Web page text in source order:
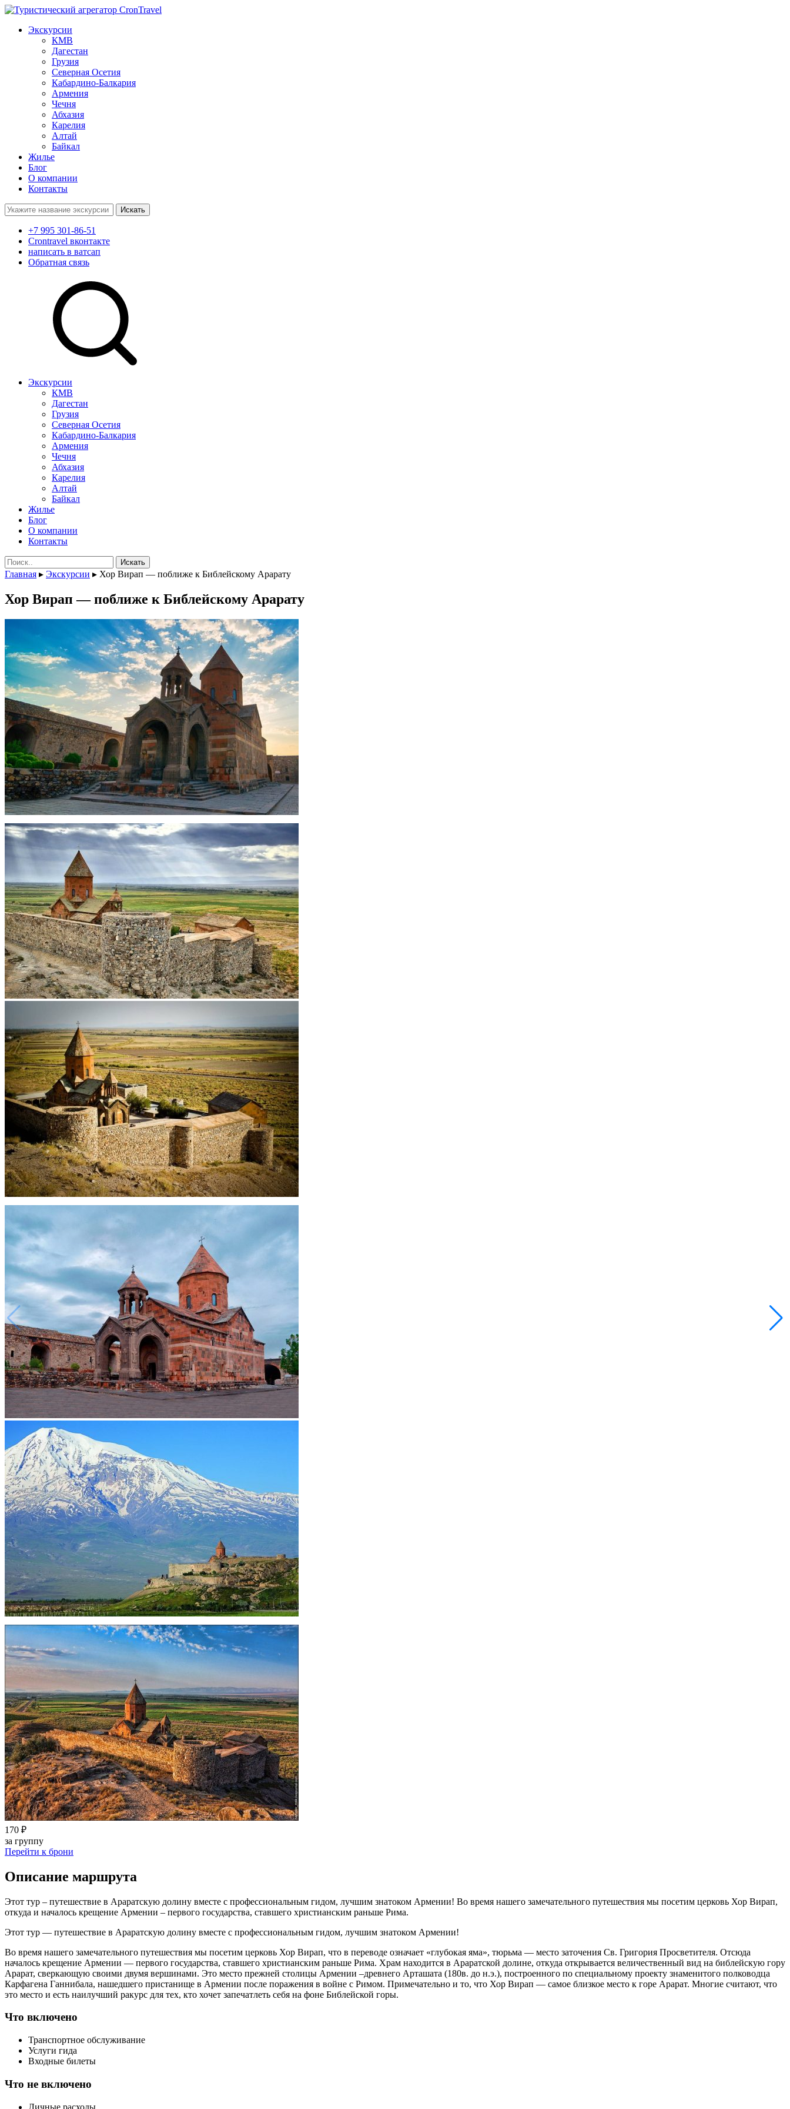
Экскурсии
КМВ
Дагестан
Грузия
Северная Осетия
Кабардино-Балкария
Армения
Чечня
Абхазия
Карелия
Алтай
Байкал
Жилье
Блог
О компании
Контакты
Поиск:
+7 995 301-86-51
Crontravel вконтакте
написать в ватсап
Обратная связь
Экскурсии
КМВ
Дагестан
Грузия
Северная Осетия
Кабардино-Балкария
Армения
Чечня
Абхазия
Карелия
Алтай
Байкал
Жилье
Блог
О компании
Контакты
Поиск:
Главная ▸ Экскурсии ▸ Хор Вирап — поближе к Библейскому Арарату
Хор Вирап — поближе к Библейскому Арарату
170 ₽
за группу
Перейти к брони
Описание маршрута
Этот тур – путешествие в Араратскую долину вместе с профессиональным гидом, лучшим знатоком Армении! Во время нашего замечательного путешествия мы посетим церковь Хор Вирап,
откуда и началось крещение Армении – первого государства, ставшего христианским раньше Рима.
Этот тур — путешествие в Араратскую долину вместе с профессиональным гидом, лучшим знатоком Армении!
Во время нашего замечательного путешествия мы посетим церковь Хор Вирап, что в переводе означает «глубокая яма», тюрьма — место заточения Св. Григория Просветителя. Отсюда
началось крещение Армении — первого государства, ставшего христианским раньше Рима. Храм находится в Араратской долине, откуда открывается величественный вид на библейскую гору
Арарат, сверкающую своими двумя вершинами. Это место прежней столицы Армении –древнего Арташата (180в. до н.э.), построенного по специальному проекту знаменитого полководца
Карфагена Ганнибала, нашедшего пристанище в Армении после поражения в войне с Римом. Примечательно и то, что Хор Вирап — самое близкое место к горе Арарат. Многие считают, что
это место и есть наилучший ракурс для тех, кто хочет запечатлеть себя на фоне Библейской горы.
Что включено
Транспортное обслуживание
Услуги гида
Входные билеты
Что не включено
Личные расходы